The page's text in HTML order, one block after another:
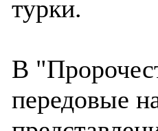
турки.
В
передовые